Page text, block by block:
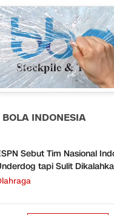
INDONESIA
Sebut Tim Nasional
tapi Sulit